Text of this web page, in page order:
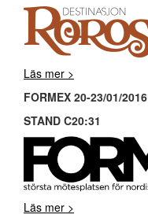
Läs mer >
FORMEX 20-23/01/2016
STAND C20:31
Läs mer >